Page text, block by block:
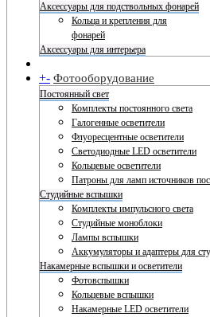
Аксессуары для подствольных фонарей
Кольца и крепления для
фонарей
Аксессуары для интерьера
+- Фотооборудование
Постоянный свет
Комплекты постоянного света
Галогенные осветители
Флуоресцентные осветители
Светодиодные LED осветители
Кольцевые осветители
Патроны для ламп источников
Студийные вспышки
Комплекты импульсного света
Студийные моноблоки
Лампы вспышки
Аккумуляторы и адаптеры для
Накамерные вспышки и осветители
Фотовспышки
Кольцевые вспышки
Накамерные LED осветители